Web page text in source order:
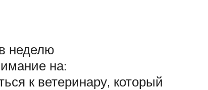
неделю
на:
к ветеринару, который